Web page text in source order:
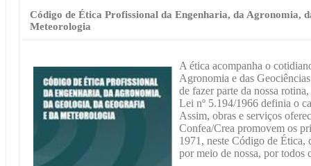
Código de Ética Profissional da Engenharia, da Agronomia,
Meteorologia
A ética acompanha o
Agronomia e das
de fazer parte da nossa
Lei nº 5.194/1966 definia o
Assim, obras e serviços
Confea/Crea promovem os
1971, neste Código de Ética,
por meio de nossa, por todos